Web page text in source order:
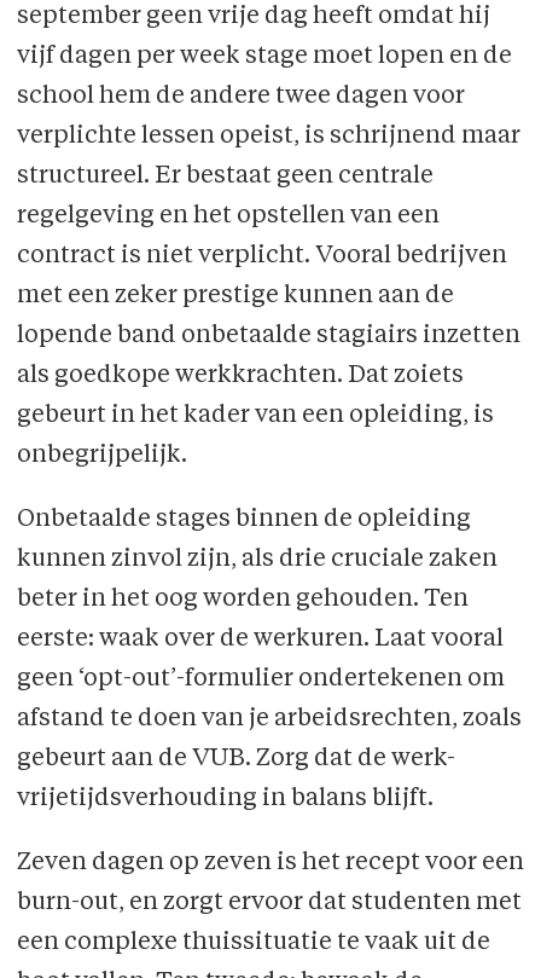
september geen vrije dag heeft omdat hij
vijf dagen per week stage moet lopen en de
school hem de andere twee dagen voor
verplichte lessen opeist, is schrijnend maar
structureel. Er bestaat geen centrale
regelgeving en het opstellen van een
contract is niet verplicht. Vooral bedrijven
met een zeker prestige kunnen aan de
lopende band onbetaalde stagiairs inzetten
als goedkope werkkrachten. Dat zoiets
gebeurt in het kader van een opleiding, is
onbegrijpelijk.
Onbetaalde stages binnen de opleiding
kunnen zinvol zijn, als drie cruciale zaken
beter in het oog worden gehouden. Ten
eerste: waak over de werkuren. Laat vooral
geen ‘opt-out’-formulier ondertekenen om
afstand te doen van je arbeidsrechten, zoals
gebeurt aan de VUB. Zorg dat de werk-
vrijetijdsverhouding in balans blijft.
Zeven dagen op zeven is het recept voor een
burn-out, en zorgt ervoor dat studenten met
een complexe thuissituatie te vaak uit de